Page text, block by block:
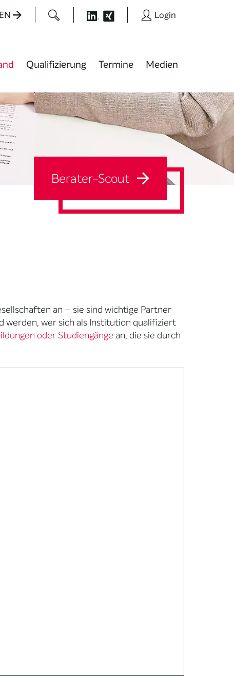
EN Login
Qualifizierung Termine Medien
Berater-Scout
an – sie sind wichtige Partner
werden, wer sich als Institution qualifiziert
oder Studiengänge an, die sie durch